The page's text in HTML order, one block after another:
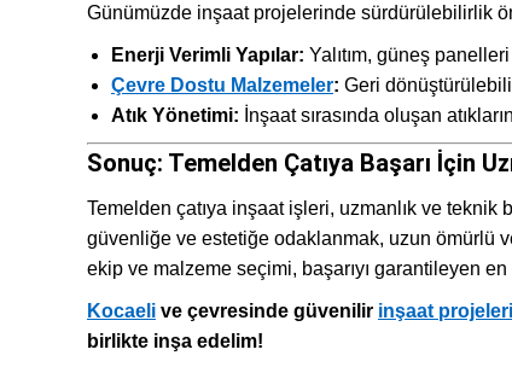
Günümüzde inşaat projelerinde sürdürülebilirlik
Enerji Verimli Yapılar: Yalıtım, güneş
Çevre Dostu Malzemeler: Geri
Atık Yönetimi: İnşaat sırasında oluşan
Sonuç: Temelden Çatıya Başarı İçin
Temelden çatıya inşaat işleri, uzmanlık ve teknik
güvenliğe ve estetiğe odaklanmak, uzun ömürlü
ekip ve malzeme seçimi, başarıyı garantileyen
Kocaeli ve çevresinde güvenilir inşaat projeleri
birlikte inşa edelim!